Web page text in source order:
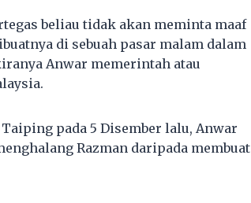
beliau tidak akan meminta maaf
di sebuah pasar malam dalam
Anwar memerintah atau
pada 5 Disember lalu, Anwar
Razman daripada membuat